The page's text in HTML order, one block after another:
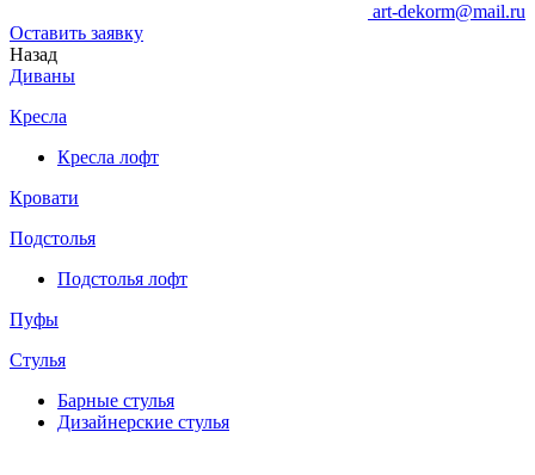
art-dekorm@mail.ru
Оставить заявку
Назад
Диваны
Кресла
Кресла лофт
Кровати
Подстолья
Подстолья лофт
Пуфы
Стулья
Барные cтулья
Дизайнерские cтулья